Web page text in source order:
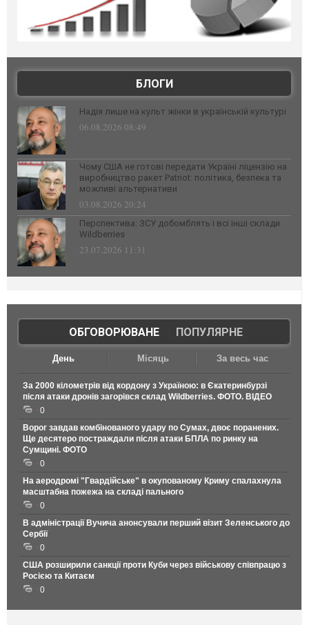
БЛОГИ
Надія лише на культ жінки в українській культурі
06.08.2026 08:49
Чому США не готові передати Україні ліцензію на
виробництво ракет Patriot: політика, безпека та
можливі альтернативи
03.08.2026 20:24
Перспектива: ЗСУ добомблять і всі інші склади
Wildberries
23.07.2026 11:31
ОБГОВОРЮВАНЕ| ПОПУЛЯРНЕ
День Місяць За весь час
За 2000 кілометрів від кордону з Україною: в Єкатеринбурзі
після атаки дронів загорівся склад Wildberries. ФОТО. ВІДЕО
0
Ворог завдав комбінованого удару по Сумах, двоє поранених.
Ще десятеро постраждали після атаки БПЛА по ринку на
Сумщині. ФОТО
0
На аеродромі "Гвардійське" в окупованому Криму спалахнула
масштабна пожежа на складі пального
0
В адміністрації Вучича анонсували перший візит Зеленського до
Сербії
0
США розширили санкції проти Куби через військову співпрацю з
Росією та Китаєм
0